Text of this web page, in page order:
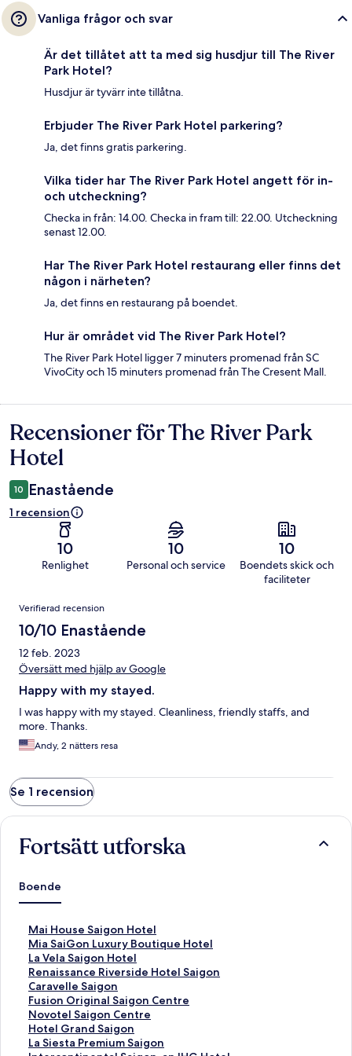
Vanliga frågor och svar
Är det tillåtet att ta med sig husdjur till The River
Park Hotel?
Husdjur är tyvärr inte tillåtna.
Erbjuder The River Park Hotel parkering?
Ja, det finns gratis parkering.
Vilka tider har The River Park Hotel angett för in-
och utcheckning?
Checka in från: 14.00. Checka in fram till: 22.00. Utcheckning
senast 12.00.
Har The River Park Hotel restaurang eller finns det
någon i närheten?
Ja, det finns en restaurang på boendet.
Hur är området vid The River Park Hotel?
The River Park Hotel ligger 7 minuters promenad från SC
VivoCity och 15 minuters promenad från The Cresent Mall.
Recensioner
Recensioner för The River Park
Hotel
10 Enastående
1 recension
10
Renlighet
10
Personal och service
10
Boendets skick och
faciliteter
Recensioner
Verifierad recension
10/10 Enastående
12 feb. 2023
Översätt med hjälp av Google
Happy with my stayed.
I was happy with my stayed. Cleanliness, friendly staffs, and
more. Thanks.
Andy, 2 nätters resa
Se 1 recension
Fortsätt utforska
Boende
Mai House Saigon Hotel
L
ä
n
k
t
i
l
l
s
Mia SaiGon Luxury Boutique Hotel
L
ä
n
k
t
i
l
l
La Vela Saigon Hotel
L
ä
n
k
t
i
l
Renaissance Riverside Hotel Saigon
L
ä
n
k
t
i
Caravelle Saigon
L
ä
n
k
t
Fusion Original Saigon Centre
L
ä
n
k
Novotel Saigon Centre
L
ä
n
Hotel Grand Saigon
L
ä
La Siesta Premium Saigon
L